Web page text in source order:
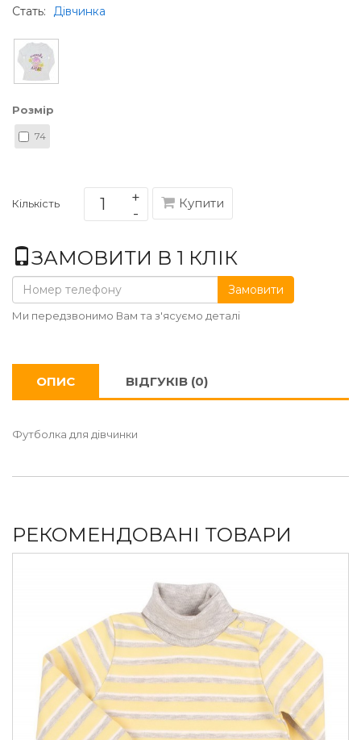
Стать: Дівчинка
Розмір
74
Кількість Купити
ЗАМОВИТИ В 1 КЛІК
Замовити
Ми передзвонимо Вам та з'ясуємо деталі
ОПИС ВІДГУКІВ (0)
Футболка для дівчинки
РЕКОМЕНДОВАНІ ТОВАРИ